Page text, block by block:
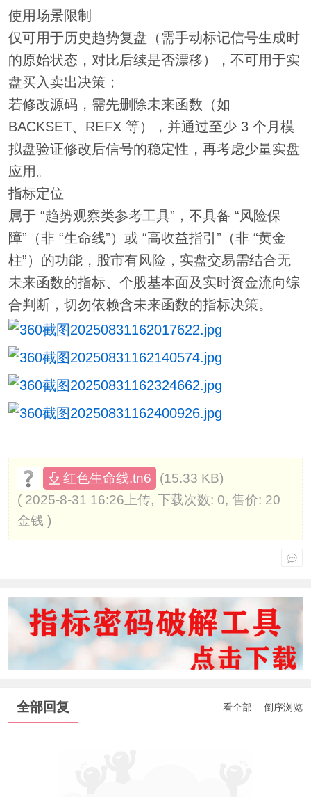
使用场景限制
仅可用于历史趋势复盘（需手动标记信号生成时
的原始状态，对比后续是否漂移），不可用于实
盘买入卖出决策；
若修改源码，需先删除未来函数（如
BACKSET、REFX 等），并通过至少 3 个月模
拟盘验证修改后信号的稳定性，再考虑少量实盘
应用。
指标定位
属于 “趋势观察类参考工具”，不具备 “风险保
障”（非 “生命线”）或 “高收益指引”（非 “黄金
柱”）的功能，股市有风险，实盘交易需结合无
未来函数的指标、个股基本面及实时资金流向综
合判断，切勿依赖含未来函数的指标决策。
红色生命线.tn6
(15.33 KB)
( 2025-8-31 16:26上传, 下载次数: 0, 售价: 20
金钱 )
全部回复 看全部 倒序浏览